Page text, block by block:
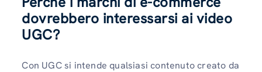
dovrebbero interessarsi ai video
UGC?
Con UGC si intende qualsiasi contenuto creato da